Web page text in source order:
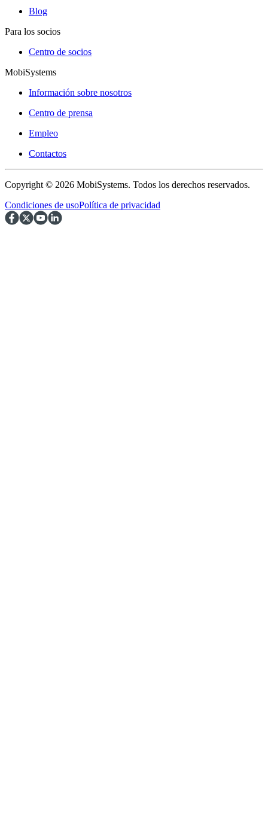
Blog
Para los socios
Centro de socios
MobiSystems
Información sobre nosotros
Centro de prensa
Empleo
Contactos
Copyright © 2026 MobiSystems. Todos los derechos reservados.
Condiciones de usoPolítica de privacidad